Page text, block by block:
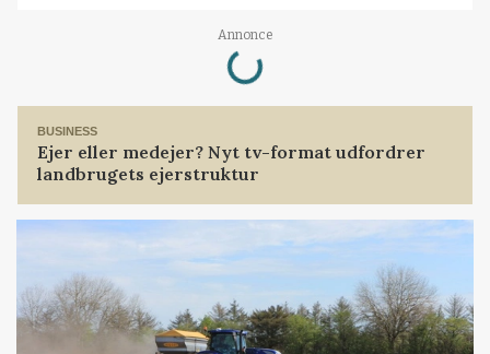
Annonce
Loading...
BUSINESS
Ejer eller medejer? Nyt tv-format udfordrer
landbrugets ejerstruktur